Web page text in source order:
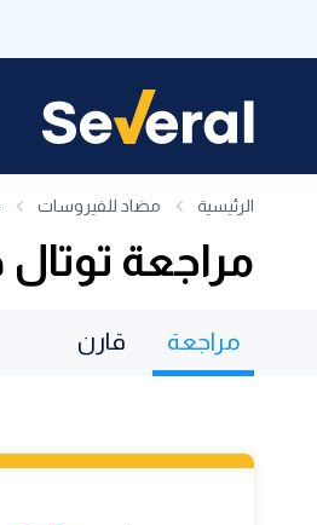
الرئيسية مضاد للفيروسات
مراجعة
مراجعة قارن